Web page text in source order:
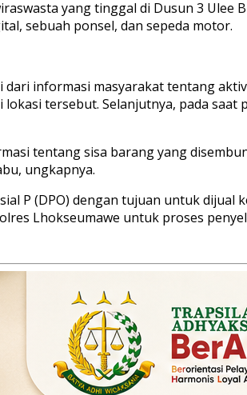
yang tinggal di Dusun 3 Ulee
sebuah ponsel, dan sepeda motor.
dari informasi masyarakat tentang
tersebut. Selanjutnya, pada
tentang sisa barang yang
ungkapnya.
P (DPO) dengan tujuan untuk dijual
Lhokseumawe untuk proses